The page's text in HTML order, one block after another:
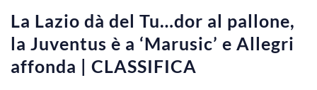
La Lazio dà del Tu…dor al pallone,
la Juventus è a ‘Marusic’ e Allegri
affonda | CLASSIFICA